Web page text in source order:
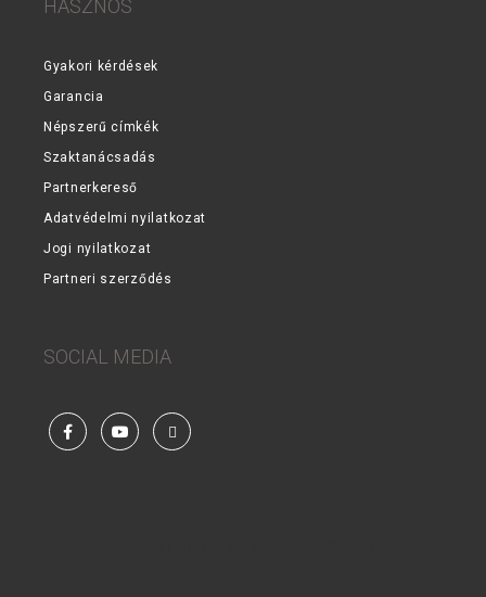
HASZNOS
Gyakori kérdések
Garancia
Népszerű címkék
Szaktanácsadás
Partnerkereső
Adatvédelmi nyilatkozat
Jogi nyilatkozat
Partneri szerződés
SOCIAL MEDIA
FacebookYouTubeSteam